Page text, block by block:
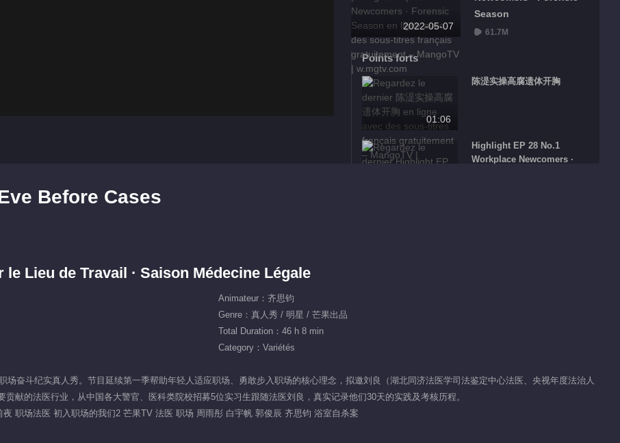
2022-05-07
Season
61.7M
Points forts
01:06
陈湜实操高腐遗体开胸
Highlight EP 28 No.1
Workplace Newcomers ·
Chinoise
Before Cases
Lieu de Travail · Saison Médecine Légale
Animateur：齐思钧
Genre：真人秀 / 明星 / 芒果出品
Total Duration：46 h 8 min
Category：Variétés
场奋斗纪实真人秀。节目延续第一季帮助年轻人适应职场、勇敢步入职场的核心理念，拟邀刘良（湖北同济法医学司法鉴定中心法医、央视年度法治人
献的法医行业，从中国各大警官、医科类院校招募5位实习生跟随法医刘良，真实记录他们30天的实践及考核历程。
职场法医 初入职场的我们2 芒果TV 法医 职场 周雨彤 白宇帆 郭俊辰 齐思钧 浴室自杀案